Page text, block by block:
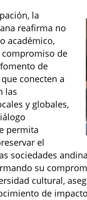
la
reafirma no
académico,
de
de
conecten a
las
y globales,
permita
el
sociedades
su
cultural,
de